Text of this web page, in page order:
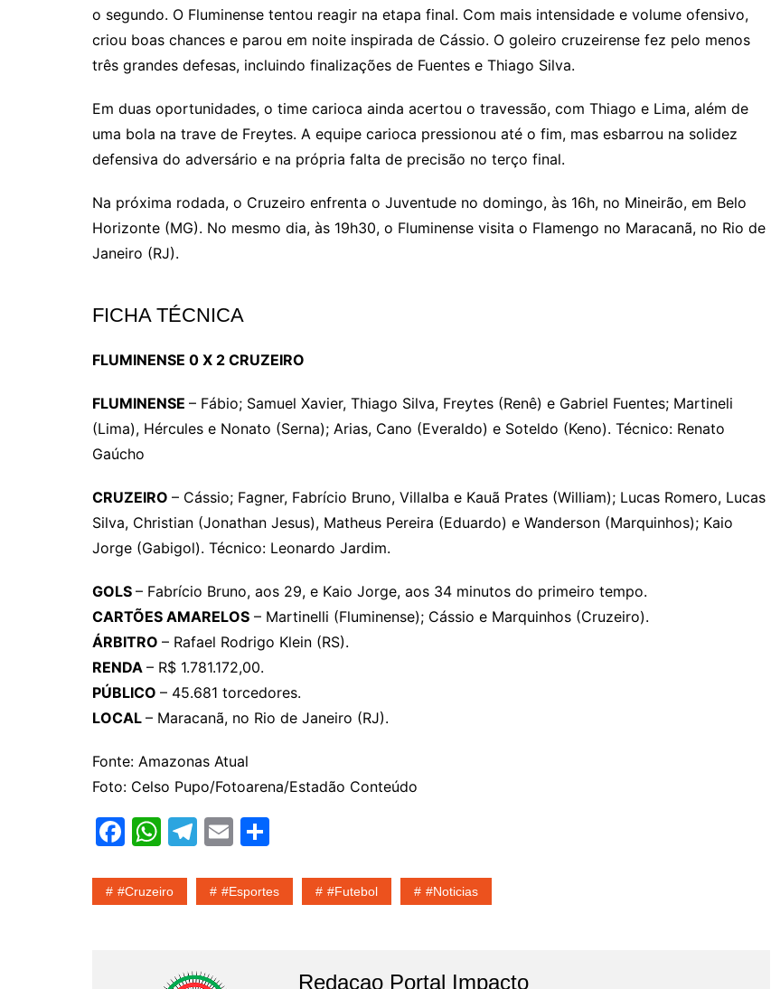
o segundo. O Fluminense tentou reagir na etapa final. Com mais intensidade e volume ofensivo,
criou boas chances e parou em noite inspirada de Cássio. O goleiro cruzeirense fez pelo menos
três grandes defesas, incluindo finalizações de Fuentes e Thiago Silva.
Em duas oportunidades, o time carioca ainda acertou o travessão, com Thiago e Lima, além de
uma bola na trave de Freytes. A equipe carioca pressionou até o fim, mas esbarrou na solidez
defensiva do adversário e na própria falta de precisão no terço final.
Na próxima rodada, o Cruzeiro enfrenta o Juventude no domingo, às 16h, no Mineirão, em Belo
Horizonte (MG). No mesmo dia, às 19h30, o Fluminense visita o Flamengo no Maracanã, no Rio de
Janeiro (RJ).
FICHA TÉCNICA
FLUMINENSE 0 X 2 CRUZEIRO
FLUMINENSE – Fábio; Samuel Xavier, Thiago Silva, Freytes (Renê) e Gabriel Fuentes; Martineli
(Lima), Hércules e Nonato (Serna); Arias, Cano (Everaldo) e Soteldo (Keno). Técnico: Renato
Gaúcho
CRUZEIRO – Cássio; Fagner, Fabrício Bruno, Villalba e Kauã Prates (William); Lucas Romero, Lucas
Silva, Christian (Jonathan Jesus), Matheus Pereira (Eduardo) e Wanderson (Marquinhos); Kaio
Jorge (Gabigol). Técnico: Leonardo Jardim.
GOLS – Fabrício Bruno, aos 29, e Kaio Jorge, aos 34 minutos do primeiro tempo.
CARTÕES AMARELOS – Martinelli (Fluminense); Cássio e Marquinhos (Cruzeiro).
ÁRBITRO – Rafael Rodrigo Klein (RS).
RENDA – R$ 1.781.172,00.
PÚBLICO – 45.681 torcedores.
LOCAL – Maracanã, no Rio de Janeiro (RJ).
Fonte: Amazonas Atual
Foto: Celso Pupo/Fotoarena/Estadão Conteúdo
F
c
W
at
p
T
e
m
E
ai ar
#cruzeiro #esportes #Futebol #noticias
Redacao Portal Impacto